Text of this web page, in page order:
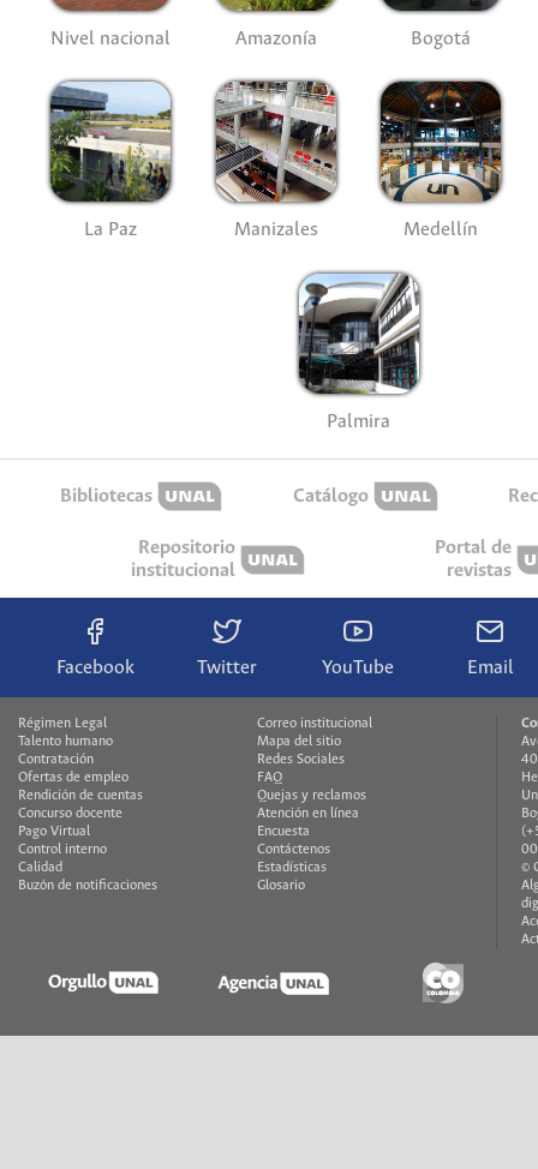
Nivel nacional Amazonía Bogotá
La Paz Manizales Medellín
Palmira
Bibliotecas Catálogo
Repositorio
institucional
Portal de
revistas
Facebook Twitter YouTube Email
Régimen Legal
Talento humano
Contratación
Ofertas de empleo
Rendición de cuentas
Concurso docente
Pago Virtual
Control interno
Calidad
Buzón de notificaciones
Correo institucional
Mapa del sitio
Redes Sociales
FAQ
Quejas y reclamos
Atención en línea
Encuesta
Contáctenos
Estadísticas
Glosario
©